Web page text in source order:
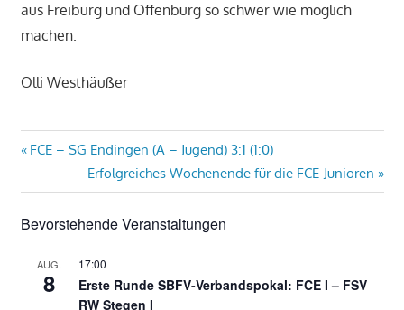
aus Freiburg und Offenburg so schwer wie möglich
machen.
Olli Westhäußer
Beitragsnavigation
Vorheriger
FCE – SG Endingen (A – Jugend) 3:1 (1:0)
Nächster
Beitrag:
Erfolgreiches Wochenende für die FCE-Junioren
Bevorstehende Veranstaltungen
AUG.
8
17:00
Erste Runde SBFV-Verbandspokal: FCE I – FSV
RW Stegen I